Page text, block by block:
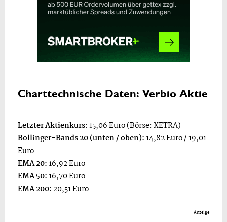
Charttechnische Daten: Verbio Aktie
Letzter Aktienkurs: 15,06 Euro (Börse: XETRA)
Bollinger-Bands 20 (unten / oben):14,82 Euro / 19,01
Euro
EMA 20:16,92 Euro
EMA 50:16,70 Euro
EMA 200: 20,51 Euro
Anzeige